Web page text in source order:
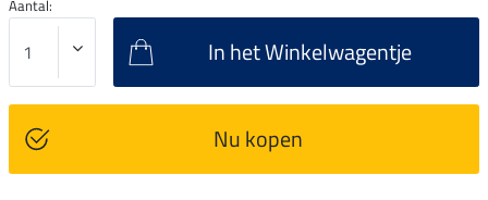
Aantal:
In het Winkelwagentje
Nu kopen